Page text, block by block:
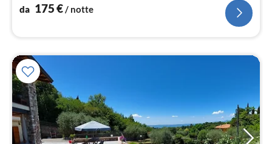
da 175€ / notte